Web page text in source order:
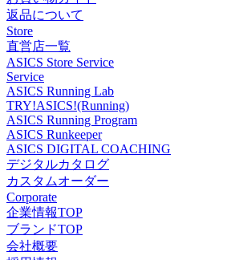
返品について
Store
直営店一覧
ASICS Store Service
Service
ASICS Running Lab
TRY!ASICS!(Running)
ASICS Running Program
ASICS Runkeeper
ASICS DIGITAL COACHING
デジタルカタログ
カスタムオーダー
Corporate
企業情報TOP
ブランドTOP
会社概要